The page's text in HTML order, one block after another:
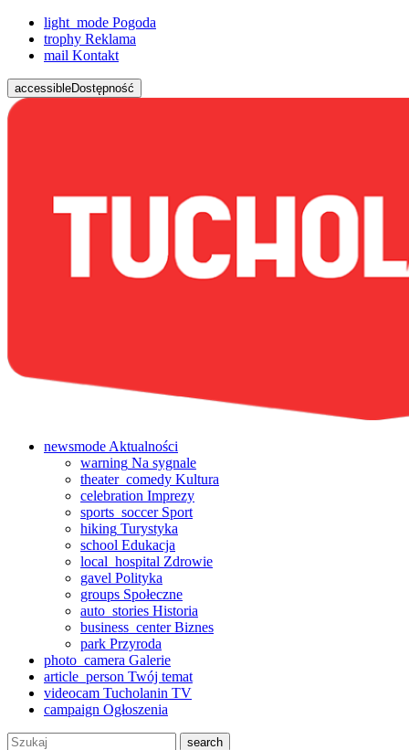
light_mode Pogoda
trophy Reklama
mail Kontakt
accessibleDostępność
newsmode Aktualności
warning Na sygnale
theater_comedy Kultura
celebration Imprezy
sports_soccerSport
hiking Turystyka
school Edukacja
local_hospital Zdrowie
gavel Polityka
groups Społeczne
auto_stories Historia
business_centerBiznes
park Przyroda
photo_camera Galerie
article_person Twój temat
videocam Tucholanin TV
campaign Ogłoszenia
Szukaj:
search